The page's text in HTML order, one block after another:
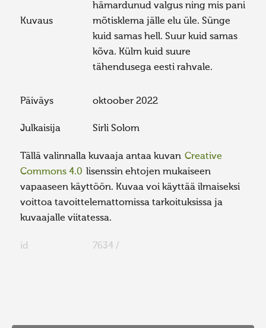
Kuvaus
hämardunud valgus ning mis pani
mõtisklema jälle elu üle. Sünge
kuid samas hell. Suur kuid samas
kõva. Külm kuid suure
tähendusega eesti rahvale.
Päiväys oktoober 2022
Julkaisija Sirli Solom
Tällä valinnalla kuvaaja antaa kuvan Creative
Commons 4.0 lisenssin ehtojen mukaiseen
vapaaseen käyttöön. Kuvaa voi käyttää ilmaiseksi
voittoa tavoittelemattomissa tarkoituksissa ja
kuvaajalle viitatessa.
id 7634 /